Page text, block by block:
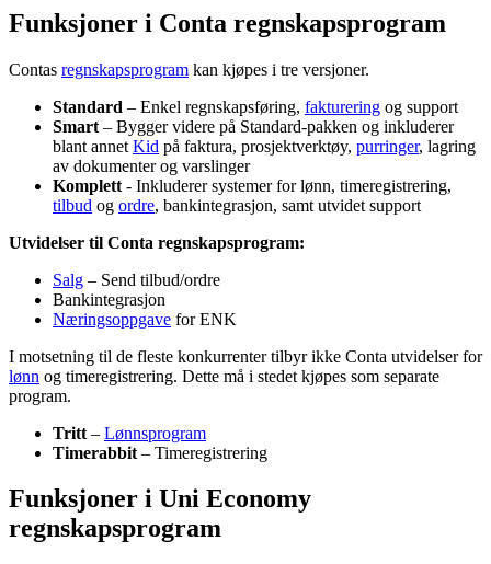
Funksjoner i Conta regnskapsprogram
Contas regnskapsprogram kan kjøpes i tre versjoner.
Standard – Enkel regnskapsføring, fakturering og support
Smart – Bygger videre på Standard-pakken og inkluderer
blant annet Kid på faktura, prosjektverktøy, purringer, lagring
av dokumenter og varslinger
Komplett - Inkluderer systemer for lønn, timeregistrering,
tilbud og ordre, bankintegrasjon, samt utvidet support
Utvidelser til Conta regnskapsprogram:
Salg – Send tilbud/ordre
Bankintegrasjon
Næringsoppgave for ENK
I motsetning til de fleste konkurrenter tilbyr ikke Conta utvidelser for
lønn og timeregistrering. Dette må i stedet kjøpes som separate
program.
Tritt – Lønnsprogram
Timerabbit – Timeregistrering
Funksjoner i Uni Economy
regnskapsprogram